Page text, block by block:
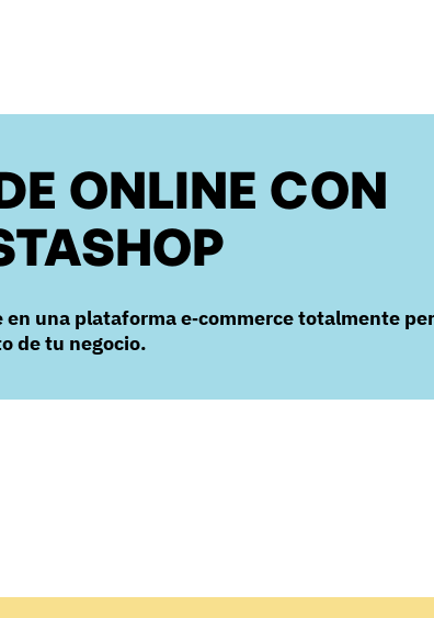
ONLINE CON
en una plataforma e‑commerce totalmente
de tu negocio.